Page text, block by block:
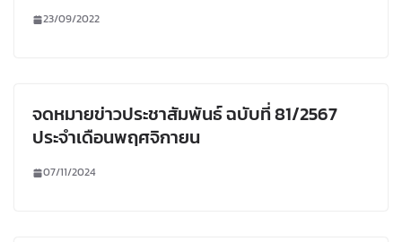
23/09/2022
จดหมายข่าวประชาสัมพันธ์ ฉบับที่ 81/2567
ประจำเดือนพฤศจิกายน
07/11/2024